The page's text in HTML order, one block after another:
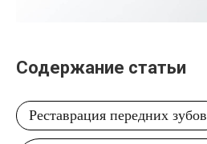
Содержание статьи
Реставрация передних зубов